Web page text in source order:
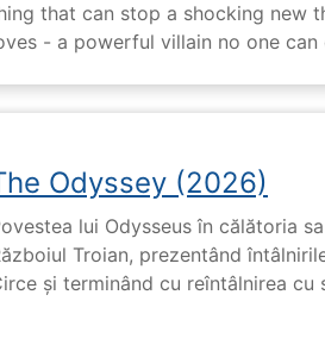
that can stop a shocking new
- a powerful villain no one can
Odyssey (2026)
lui Odysseus în călătoria
Troian, prezentând
și terminând cu reîntâlnirea cu